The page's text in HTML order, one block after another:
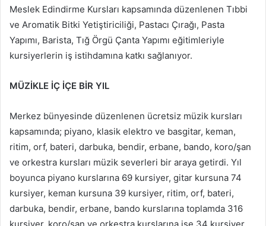
Meslek Edindirme Kursları kapsamında düzenlenen Tıbbi
ve Aromatik Bitki Yetiştiriciliği, Pastacı Çırağı, Pasta
Yapımı, Barista, Tığ Örgü Çanta Yapımı eğitimleriyle
kursiyerlerin iş istihdamına katkı sağlanıyor.
MÜZİKLE İÇ İÇE BİR YIL
Merkez bünyesinde düzenlenen ücretsiz müzik kursları
kapsamında; piyano, klasik elektro ve basgitar, keman,
ritim, orf, bateri, darbuka, bendir, erbane, bando, koro/şan
ve orkestra kursları müzik severleri bir araya getirdi. Yıl
boyunca piyano kurslarına 69 kursiyer, gitar kursuna 74
kursiyer, keman kursuna 39 kursiyer, ritim, orf, bateri,
darbuka, bendir, erbane, bando kurslarına toplamda 316